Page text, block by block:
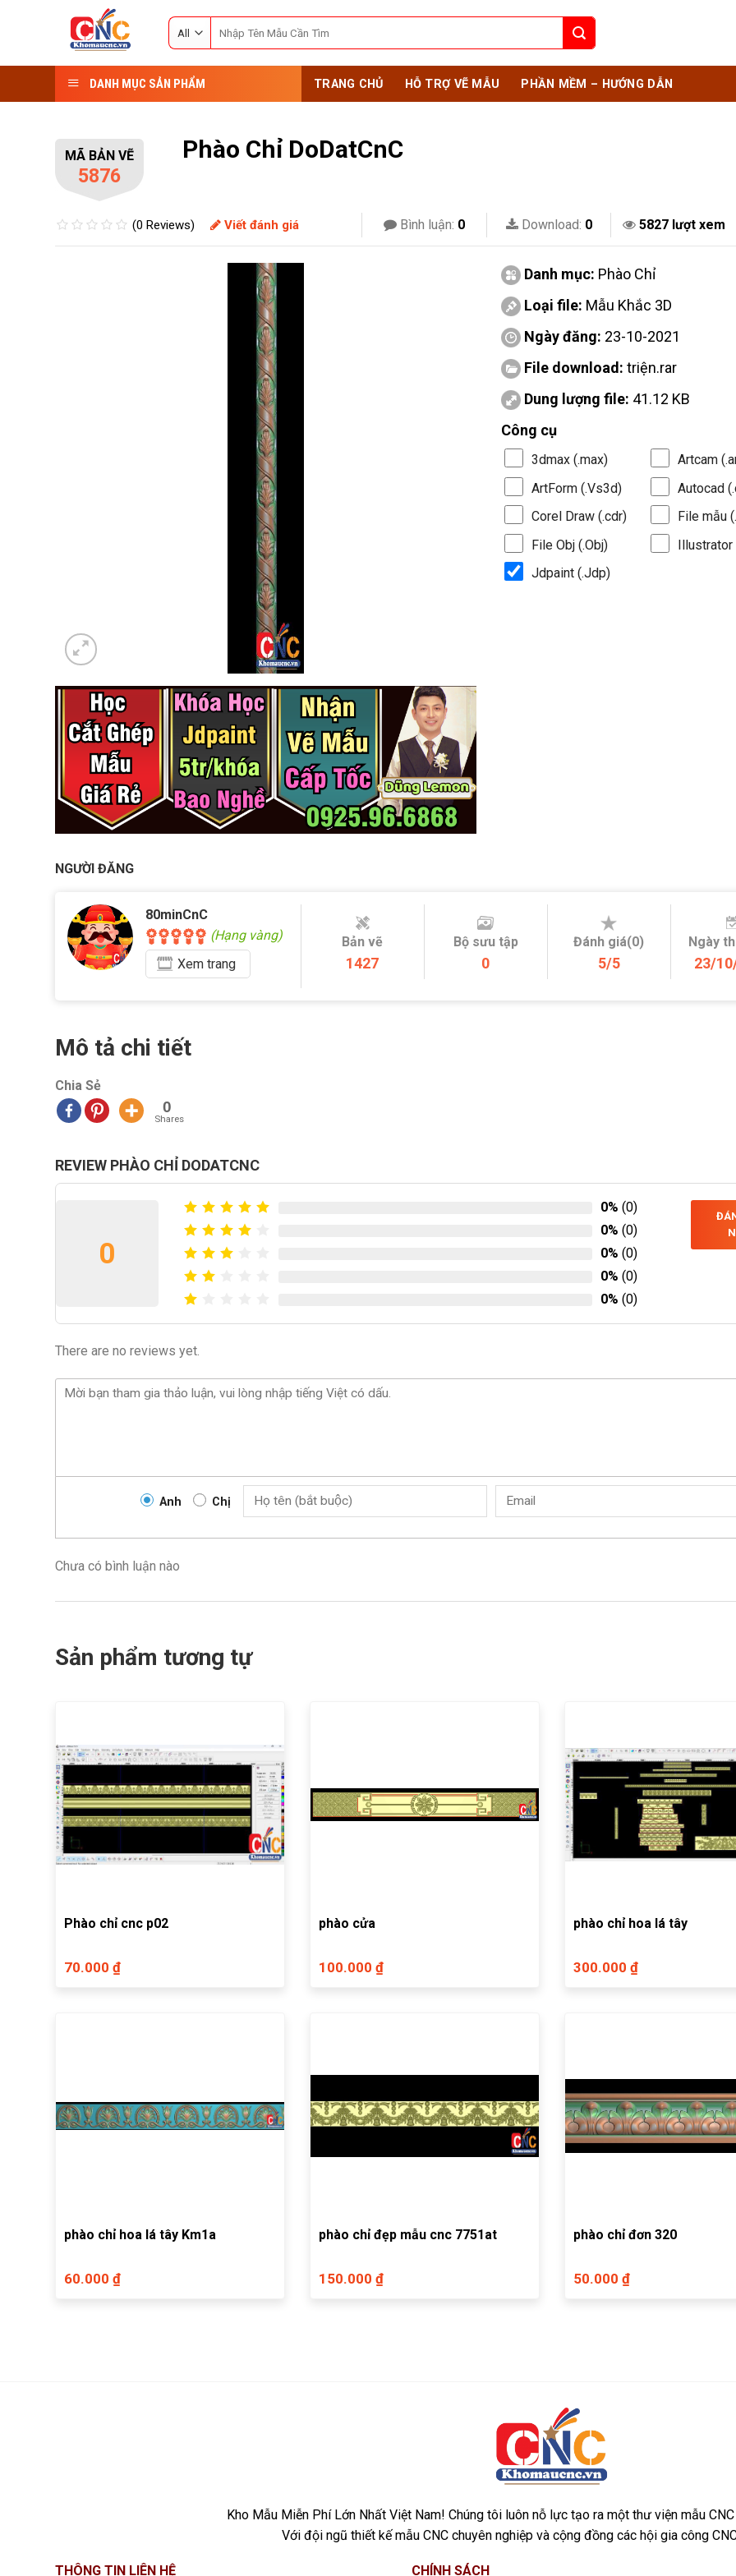
for:
DANH MỤC SẢN PHẨM TRANG CHỦ HỖ TRỢ VẼ MẪU PHẦN MỀM – HƯỚNG DẪN
MÃ BẢN VẼ
5876
Phào Chỉ DoDatCnC
(0 Reviews) Viết đánh giá Bình luận: 0 Download: 0 5827 lượt xem
Danh mục: Phào Chỉ
Loại file: Mẫu Khắc 3D
Ngày đăng: 23-10-2021
File download: triện.rar
Dung lượng file: 41.12 KB
Công cụ
3dmax (.max)
Artcam
ArtForm (.Vs3d)
Autocad
Corel Draw (.cdr)
File mẫu
File Obj (.Obj)
Illustrator
Jdpaint (.Jdp)
NGƯỜI ĐĂNG
80minCnC
(Hạng vàng)
Xem trang
Bản vẽ
1427
Bộ sưu tập
0
Đánh giá(0)
5/5
Ngày
23/
Mô tả chi tiết
Chia Sẻ
0
Shares
REVIEW PHÀO CHỈ DODATCNC
0
0% (0)
0% (0)
0% (0)
0% (0)
0% (0)
There are no reviews yet.
Anh Chị
Chưa có bình luận nào
Sản phẩm tương tự
Phào chỉ cnc p02
70.000 ₫
phào cửa
100.000 ₫
phào chỉ hoa lá tây
300.000 ₫
phào chỉ hoa lá tây Km1a
60.000 ₫
phào chỉ đẹp mẫu cnc 7751at
150.000 ₫
phào chỉ đơn 320
50.000 ₫
Kho Mẫu Miễn Phí Lớn Nhất Việt Nam! Chúng tôi luôn nỗ lực tạo ra một thư viện mẫu
Với đội ngũ thiết kế mẫu CNC chuyên nghiệp và cộng đồng các hội gia công
THÔNG TIN LIÊN HỆ CHÍNH SÁCH